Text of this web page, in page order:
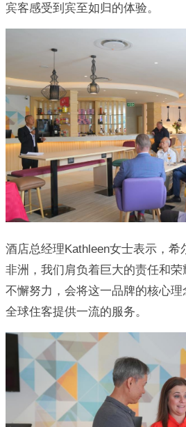
宾客感受到宾至如归的体验。
酒店总经理Kathleen女士表示，希
非洲，我们肩负着巨大的责任和
不懈努力，会将这一品牌的核心
全球住客提供一流的服务。